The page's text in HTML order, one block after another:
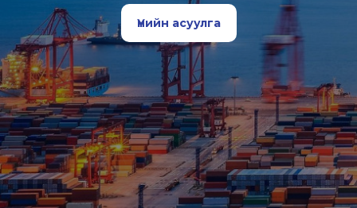
Үнийн асуулга